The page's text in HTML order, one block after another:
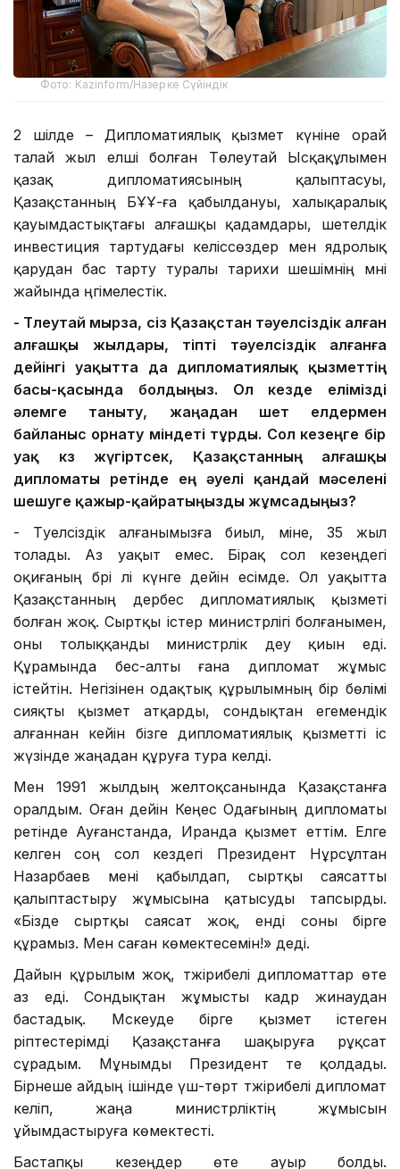
Фото: Kazinform/Назерке Сүйіндік
2 шілде – Дипломатиялық қызмет күніне орай
талай жыл елші болған Төлеутай Ысқақұлымен
қазақ дипломатиясының қалыптасуы,
Қазақстанның БҰҰ-ға қабылдануы, халықаралық
қауымдастықтағы алғашқы қадамдары, шетелдік
инвестиция тартудағы келіссөздер мен ядролық
қарудан бас тарту туралы тарихи шешімнің мәні
жайында әңгімелестік.
- Төлеутай мырза, сіз Қазақстан тәуелсіздік алған
алғашқы жылдары, тіпті тәуелсіздік алғанға
дейінгі уақытта да дипломатиялық қызметтің
басы-қасында болдыңыз. Ол кезде елімізді
әлемге таныту, жаңадан шет елдермен
байланыс орнату міндеті тұрды. Сол кезеңге бір
уақ көз жүгіртсек, Қазақстанның алғашқы
дипломаты ретінде ең әуелі қандай мәселені
шешуге қажыр-қайратыңызды жұмсадыңыз?
- Тәуелсіздік алғанымызға биыл, міне, 35 жыл
толады. Аз уақыт емес. Бірақ сол кезеңдегі
оқиғаның бәрі әлі күнге дейін есімде. Ол уақытта
Қазақстанның дербес дипломатиялық қызметі
болған жоқ. Сыртқы істер министрлігі болғанымен,
оны толыққанды министрлік деу қиын еді.
Құрамында бес-алты ғана дипломат жұмыс
істейтін. Негізінен одақтық құрылымның бір бөлімі
сияқты қызмет атқарды, сондықтан егемендік
алғаннан кейін бізге дипломатиялық қызметті іс
жүзінде жаңадан құруға тура келді.
Мен 1991 жылдың желтоқсанында Қазақстанға
оралдым. Оған дейін Кеңес Одағының дипломаты
ретінде Ауғанстанда, Иранда қызмет еттім. Елге
келген соң сол кездегі Президент Нұрсұлтан
Назарбаев мені қабылдап, сыртқы саясатты
қалыптастыру жұмысына қатысуды тапсырды.
«Бізде сыртқы саясат жоқ, енді соны бірге
құрамыз. Мен саған көмектесемін!» деді.
Дайын құрылым жоқ, тәжірибелі дипломаттар өте
аз еді. Сондықтан жұмысты кадр жинаудан
бастадық. Мәскеуде бірге қызмет істеген
әріптестерімді Қазақстанға шақыруға рұқсат
сұрадым. Мұнымды Президент те қолдады.
Бірнеше айдың ішінде үш-төрт тәжірибелі дипломат
келіп, жаңа министрліктің жұмысын
ұйымдастыруға көмектесті.
Бастапқы кезеңдер өте ауыр болды.